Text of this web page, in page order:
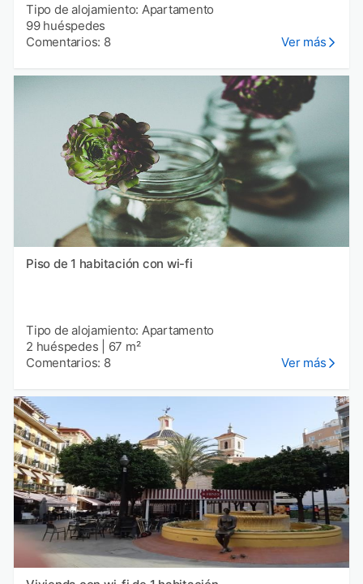
Tipo de alojamiento: Apartamento
99 huéspedes
Comentarios: 8
Ver más
Piso de 1 habitación con wi-fi
Tipo de alojamiento: Apartamento
2 huéspedes
67 m²
Comentarios: 8
Ver más